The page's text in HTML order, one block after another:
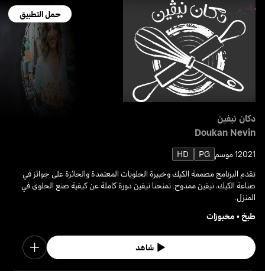
حمل التطبيق
دكان نيفين
Doukan Nevin
20211 موسم PG
HD
تقدم البرنامج مصممة الكيك وخبيرة الحلويات المعتمدة والحائزة على جوائز في
صناعة الكيك، نيفين ممدوح. تمنحنا نيفين دورة كاملة عن كيفية صنع الحلوى في
المنزل.
طبخ• مخبوزات
شاهد